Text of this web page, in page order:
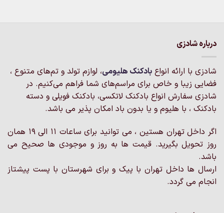
درباره شادزی
شادزی با ارائه انواع بادکنک‌ هلیومی، لوازم تولد و تم‌های متنوع ،
فضایی زیبا و خاص برای مراسم‌های شما فراهم می‌کنیم. در
شادزی سفارش انواع بادکنک لاتکسی، بادکنک فویلی و دسته
بادکنک ، با هلیوم و یا بدون باد امکان پذیر می باشد.
اگر داخل تهران هستین ، می توانید برای ساعات 11 الی 19 همان
روز تحویل بگیرید. قیمت ها به روز و موجودی ها صحیح می
باشد.
ارسال ها داخل تهران با پیک و برای شهرستان با پست پیشتاز
انجام می گردد.